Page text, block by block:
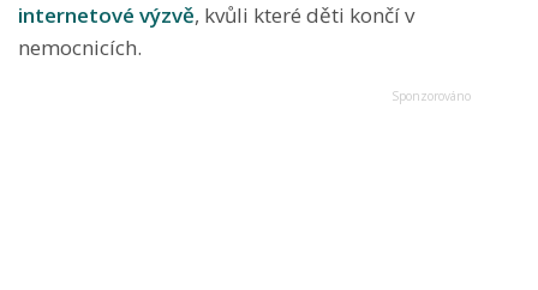
internetové výzvě, kvůli které děti končí v
nemocnicích.